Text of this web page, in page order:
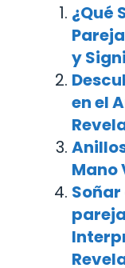
¿Qué
y
en el
Mano